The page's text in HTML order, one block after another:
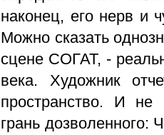
наконец, его нерв и
Можно сказать
сцене СОГАТ, -
века. Художник
пространство. И не
грань дозволенного: